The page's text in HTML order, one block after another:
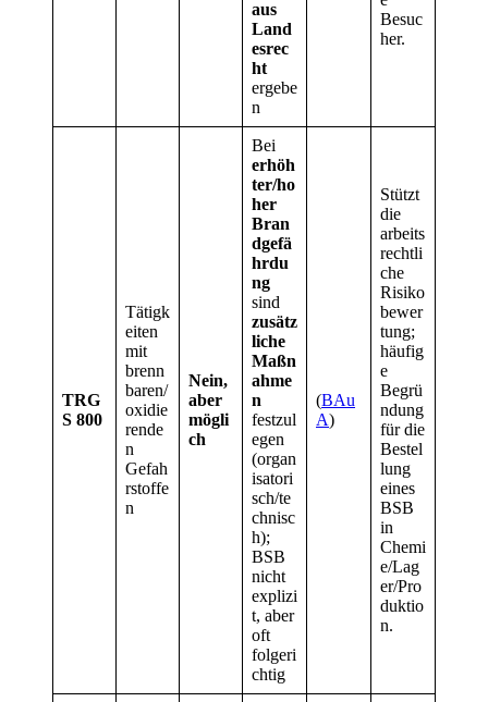
aus
Land
esrec
ht
ergebe
n
Besuc
her.
TRG
S 800
Tätigk
eiten
mit
brenn
baren/
oxidie
rende
n
Gefah
rstoffe
n
Nein,
aber
mögli
ch
Bei
erhöh
ter/ho
her
Bran
dgefä
hrdu
ng
sind
zusätz
liche
Maßn
ahme
n
festzul
egen
(organ
isatori
sch/te
chnisc
h);
BSB
nicht
explizi
t, aber
oft
folgeri
chtig
(BAu
A)
Stützt
die
arbeits
rechtli
che
Risiko
bewer
tung;
häufig
e
Begrü
ndung
für die
Bestel
lung
eines
BSB
in
Chemi
e/Lag
er/Pro
duktio
n.